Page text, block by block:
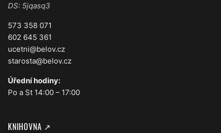
DS: 5jqasq3
573 358 071
602 645 361
ucetni@belov.cz
starosta@belov.cz
Úřední hodiny:
Po a St 14:00 – 17:00
KNIHOVNA ↗